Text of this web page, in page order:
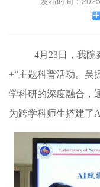
4月 23日，我院
+”主题科普活动。吴
学科研的深度融合，
为跨学科师生搭建了